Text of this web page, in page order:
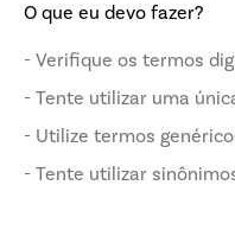
O que eu devo fazer?
Verifique os termos
Tente utilizar uma
Utilize termos
Tente utilizar